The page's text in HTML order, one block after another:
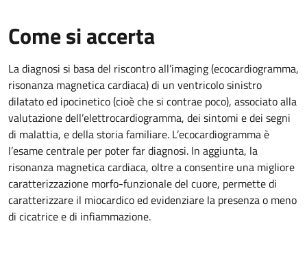
Come si accerta
La diagnosi si basa del riscontro all’imaging (ecocardiogramma,
risonanza magnetica cardiaca) di un ventricolo sinistro
dilatato ed ipocinetico (cioè che si contrae poco), associato alla
valutazione dell’elettrocardiogramma, dei sintomi e dei segni
di malattia, e della storia familiare. L’ecocardiogramma è
l’esame centrale per poter far diagnosi. In aggiunta, la
risonanza magnetica cardiaca, oltre a consentire una migliore
caratterizzazione morfo-funzionale del cuore, permette di
caratterizzare il miocardico ed evidenziare la presenza o meno
di cicatrice e di infiammazione.